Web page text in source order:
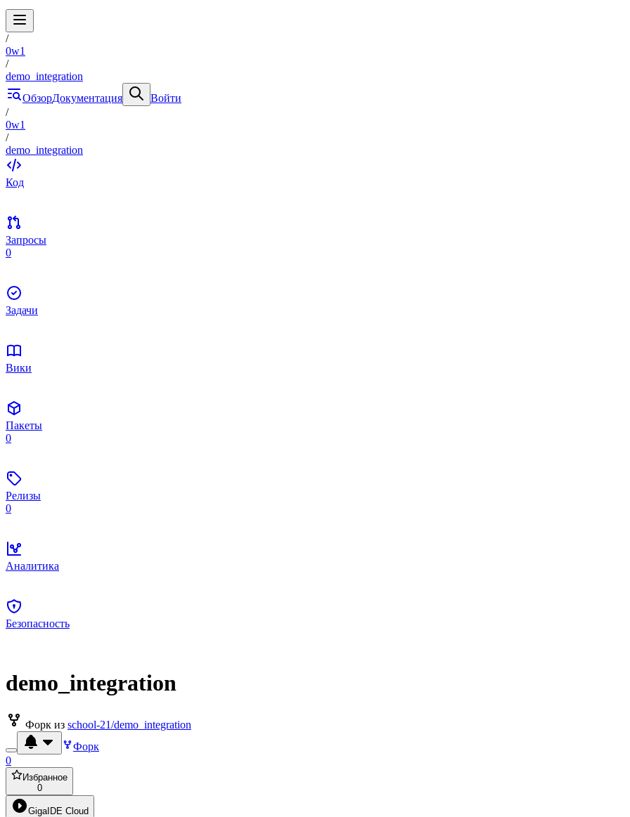
/
0w1
/
demo_integration
ОбзорДокументация
Войти
/
0w1
/
demo_integration
Код
Запросы
0
Задачи
Вики
Пакеты
0
Релизы
0
Аналитика
Безопасность
demo_integration
Форк из school-21/demo_integration
Форк
0
Избранное
0
GigaIDE Cloud